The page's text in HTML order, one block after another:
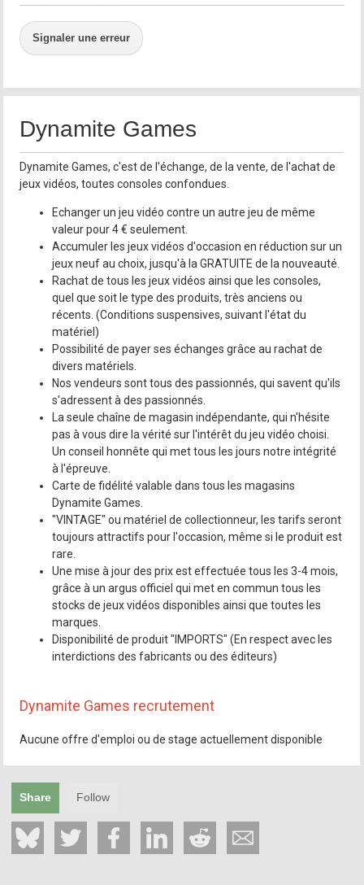
Signaler une erreur
Dynamite Games
Dynamite Games, c'est de l'échange, de la vente, de l'achat de
jeux vidéos, toutes consoles confondues.
Echanger un jeu vidéo contre un autre jeu de même
valeur pour 4 € seulement.
Accumuler les jeux vidéos d'occasion en réduction sur un
jeux neuf au choix, jusqu'à la GRATUITE de la nouveauté.
Rachat de tous les jeux vidéos ainsi que les consoles,
quel que soit le type des produits, très anciens ou
récents. (Conditions suspensives, suivant l'état du
matériel)
Possibilité de payer ses échanges grâce au rachat de
divers matériels.
Nos vendeurs sont tous des passionnés, qui savent qu'ils
s'adressent à des passionnés.
La seule chaîne de magasin indépendante, qui n'hésite
pas à vous dire la vérité sur l'intérêt du jeu vidéo choisi.
Un conseil honnête qui met tous les jours notre intégrité
à l'épreuve.
Carte de fidélité valable dans tous les magasins
Dynamite Games.
"VINTAGE" ou matériel de collectionneur, les tarifs seront
toujours attractifs pour l'occasion, même si le produit est
rare.
Une mise à jour des prix est effectuée tous les 3-4 mois,
grâce à un argus officiel qui met en commun tous les
stocks de jeux vidéos disponibles ainsi que toutes les
marques.
Disponibilité de produit "IMPORTS" (En respect avec les
interdictions des fabricants ou des éditeurs)
Dynamite Games recrutement
Aucune offre d'emploi ou de stage actuellement disponible
Share Follow